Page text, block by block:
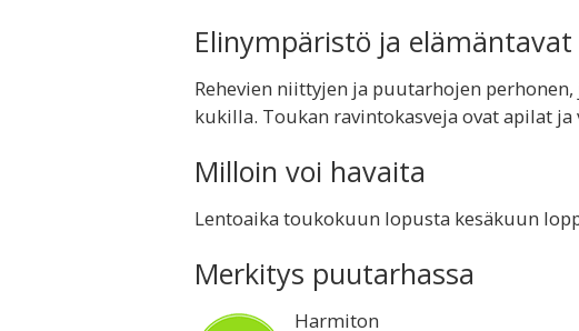
Elinympäristö ja elämäntavat
Rehevien niittyjen ja puutarhojen perhonen,
kukilla. Toukan ravintokasveja ovat apilat
Milloin voi havaita
Lentoaika toukokuun lopusta kesäkuun
Merkitys puutarhassa
Harmiton